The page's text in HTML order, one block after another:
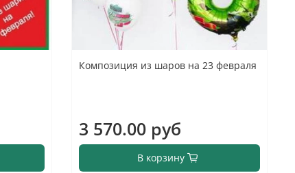
Композиция из шаров на 23 февраля
3 570.00 руб
В корзину